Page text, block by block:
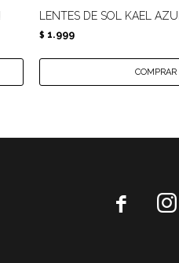
LENTES DE SOL KAEL AZUL
$ 1.999
 